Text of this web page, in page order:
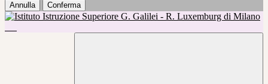
Annulla Conferma